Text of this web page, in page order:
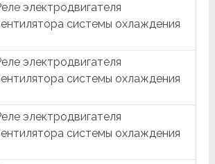
электродвигателя
системы охлаждения
электродвигателя
системы охлаждения
электродвигателя
системы охлаждения